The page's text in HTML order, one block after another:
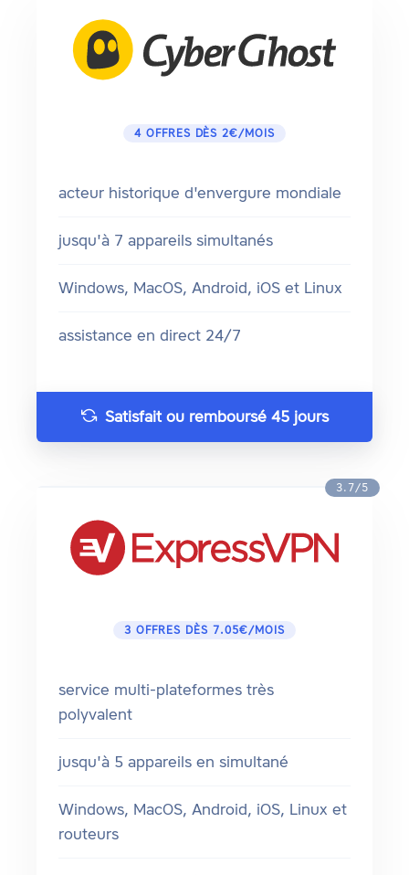
4 OFFRES DÈS 2€/MOIS
acteur historique d'envergure mondiale
jusqu'à 7 appareils simultanés
Windows, MacOS, Android, iOS et Linux
assistance en direct 24/7
Satisfait ou remboursé 45 jours
3.7/5
3 OFFRES DÈS 7.05€/MOIS
service multi-plateformes très
polyvalent
jusqu'à 5 appareils en simultané
Windows, MacOS, Android, iOS, Linux et
routeurs